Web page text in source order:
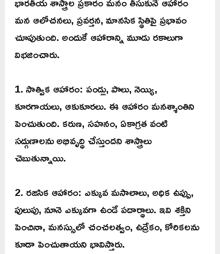
మన ఆలోచనలు, ప్రవర్తన, మానసిక స్థితిపై ప్రభావం
చూపుతుంది. అందుకే ఆహారాన్ని మూడు రకాలుగా
విభజించారు.
1. సాత్విక ఆహారం: పండ్లు, పాలు, నెయ్యి,
కూరగాయలు, ఆకుకూరలు. ఈ ఆహారం మనశ్శాంతిని
పెంచుతుంది. కరుణ, సహనం, ఏకాగ్రత వంటి
సద్గుణాలను అభివృద్ధి చేస్తుందని శాస్త్రాలు
చెబుతున్నాయి.
2. రజసిక ఆహారం: ఎక్కువ మసాలాలు, అధిక ఉప్పు,
పులుపు, నూనె ఎక్కువగా ఉండే పదార్థాలు. ఇవి శక్తిని
పెంచినా, మనస్సులో చంచలత్వం, ఉద్రేకం, కోరికలను
కూడా పెంచుతాయని భావిస్తారు.